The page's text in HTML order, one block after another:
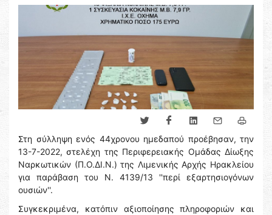
Στη σύλληψη ενός 44χρονου ημεδαπού προέβησαν, την
13-7-2022, στελέχη της Περιφερειακής Ομάδας Δίωξης
Ναρκωτικών (Π.Ο.ΔΙ.Ν.) της Λιμενικής Αρχής Ηρακλείου
για παράβαση του Ν. 4139/13 ''περί εξαρτησιογόνων
ουσιών''.
Συγκεκριμένα, κατόπιν αξιοποίησης πληροφοριών και